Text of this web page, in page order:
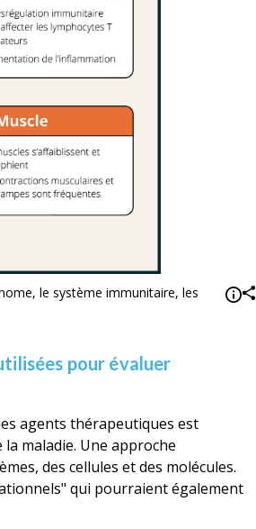
le système immunitaire, les
pour évaluer
agents thérapeutiques est
maladie. Une approche
des cellules et des molécules.
qui pourraient également